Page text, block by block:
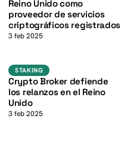
Reino Unido como
proveedor de servicios
criptográficos registrados
3 feb 2025
Staking
K
STAKING
Crypto Broker defiende
los relanzos en el Reino
Unido
3 feb 2025